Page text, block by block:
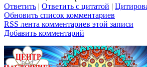
Ответить | Ответить с цитатой |
Обновить список комментариев
RSS лента комментариев этой записи
Добавить комментарий